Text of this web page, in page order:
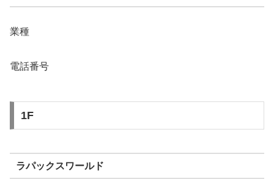
業種
電話番号
1F
ラパックスワールド